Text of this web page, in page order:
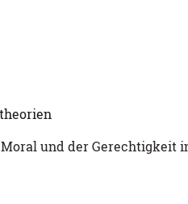
und der Gerechtigkeit